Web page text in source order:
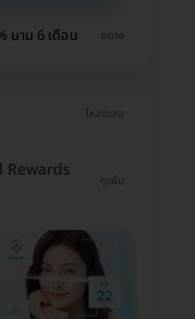
นาน 6 เดือน ขยาย
โหลดเลย
Rewards
ดูเพิ่ม